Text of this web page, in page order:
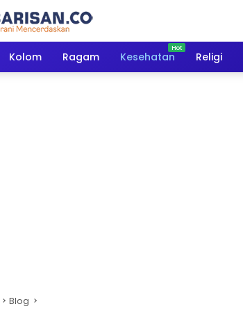
Kolom Ragam Kesehatan Religi
Blog